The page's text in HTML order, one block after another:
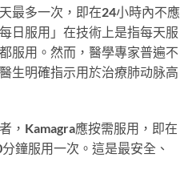
最多一次，即在24小時內不應
日服用」在技術上是指每天服
服用。然而，醫學專家普遍不
生明確指示用於治療肺动脉高
，Kamagra應按需服用，即在
鐘服用一次。這是最安全、